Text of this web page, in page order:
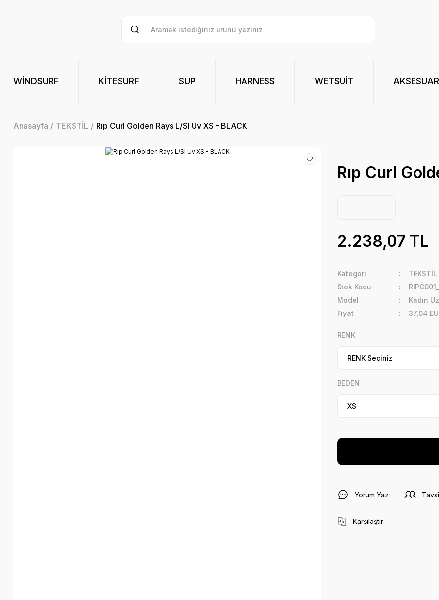
WİNDSURF KİTESURF SUP HARNESS WETSUİT AKSESUAR
Anasayfa TEKSTİL Rıp Curl Golden Rays L/Sl Uv XS - BLACK
Rıp Curl
2.238,07 TL
Kategori TEKSTİL
Stok Kodu
Model
Kadın
Fiyat
37,04
RENK
BEDEN
Yorum Yaz
Karşılaştır